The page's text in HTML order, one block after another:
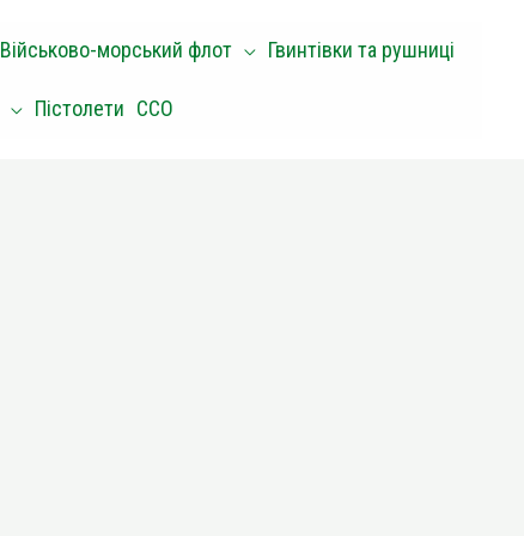
Військово-морський флот Гвинтівки та рушниці
Пістолети ССО